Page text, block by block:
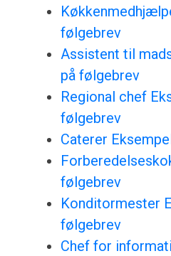
følgebrev
Assistent til
på følgebrev
Regional chef
følgebrev
Caterer
følgebrev
Konditormester
følgebrev
Chef for